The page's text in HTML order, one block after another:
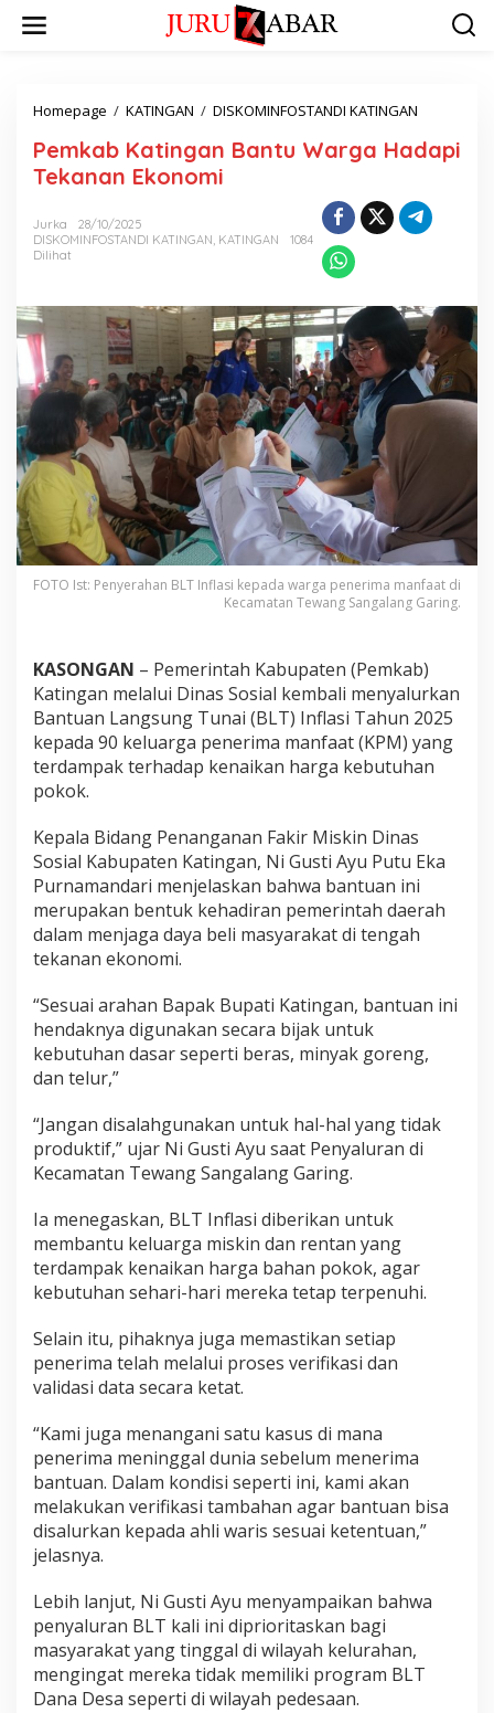
Homepage / KATINGAN / DISKOMINFOSTANDI KATINGAN
Pemkab Katingan Bantu Warga Hadapi
Tekanan Ekonomi
Jurka
28/10/2025
DISKOMINFOSTANDI KATINGAN, KATINGAN
1084
Dilihat
FOTO Ist: Penyerahan BLT Inflasi kepada warga penerima manfaat di
Kecamatan Tewang Sangalang Garing.
KASONGAN – Pemerintah Kabupaten (Pemkab)
Katingan melalui Dinas Sosial kembali menyalurkan
Bantuan Langsung Tunai (BLT) Inflasi Tahun 2025
kepada 90 keluarga penerima manfaat (KPM) yang
terdampak terhadap kenaikan harga kebutuhan
pokok.
Kepala Bidang Penanganan Fakir Miskin Dinas
Sosial Kabupaten Katingan, Ni Gusti Ayu Putu Eka
Purnamandari menjelaskan bahwa bantuan ini
merupakan bentuk kehadiran pemerintah daerah
dalam menjaga daya beli masyarakat di tengah
tekanan ekonomi.
“Sesuai arahan Bapak Bupati Katingan, bantuan ini
hendaknya digunakan secara bijak untuk
kebutuhan dasar seperti beras, minyak goreng,
dan telur,”
“Jangan disalahgunakan untuk hal-hal yang tidak
produktif,” ujar Ni Gusti Ayu saat Penyaluran di
Kecamatan Tewang Sangalang Garing.
Ia menegaskan, BLT Inflasi diberikan untuk
membantu keluarga miskin dan rentan yang
terdampak kenaikan harga bahan pokok, agar
kebutuhan sehari-hari mereka tetap terpenuhi.
Selain itu, pihaknya juga memastikan setiap
penerima telah melalui proses verifikasi dan
validasi data secara ketat.
“Kami juga menangani satu kasus di mana
penerima meninggal dunia sebelum menerima
bantuan. Dalam kondisi seperti ini, kami akan
melakukan verifikasi tambahan agar bantuan bisa
disalurkan kepada ahli waris sesuai ketentuan,”
jelasnya.
Lebih lanjut, Ni Gusti Ayu menyampaikan bahwa
penyaluran BLT kali ini diprioritaskan bagi
masyarakat yang tinggal di wilayah kelurahan,
mengingat mereka tidak memiliki program BLT
Dana Desa seperti di wilayah pedesaan.